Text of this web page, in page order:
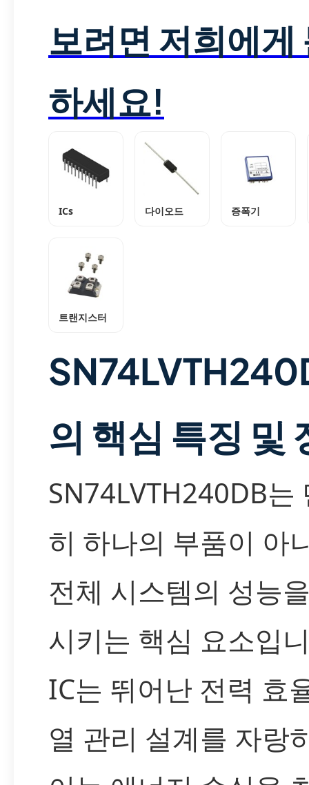
보려면 저희에게
하세요!
ICs 다이오드 증폭기
트랜지스터
의 핵심 특징 및
SN74LVTH240DB는
히 하나의 부품이 아
전체 시스템의 성능
시키는 핵심 요소입
IC는 뛰어난 전력 효
열 관리 설계를 자랑